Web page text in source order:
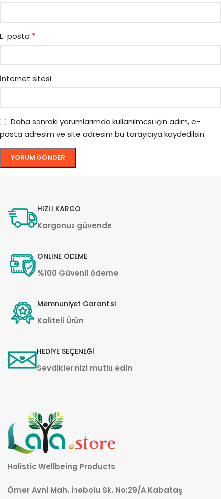
E-posta *
İnternet sitesi
Daha sonraki yorumlarımda kullanılması için adım, e-
posta adresim ve site adresim bu tarayıcıya kaydedilsin.
HIZLI KARGO
Kargonuz güvende
ONLINE ÖDEME
%100 Güvenli ödeme
Memnuniyet Garantisi
Kaliteli Ürün
HEDİYE SEÇENEĞİ
Sevdiklerinizi mutlu edin
Holistic Wellbeing Products
Ömer Avni Mah. İnebolu Sk. No:29/A Kabataş